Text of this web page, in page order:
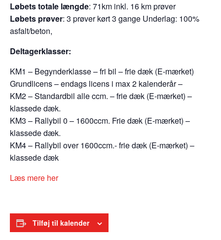
Løbets totale længde: 71km inkl. 16 km prøver
Løbets prøver: 3 prøver kørt 3 gange Underlag: 100%
asfalt/beton,
Deltagerklasser:
KM1 – Begynderklasse – fri bil – frie dæk (E-mærket)
Grundlicens – endags licens i max 2 kalenderår –
KM2 – Standardbil alle ccm. – frie dæk (E-mærket) –
klassede dæk.
KM3 – Rallybil 0 – 1600ccm. Frie dæk (E-mærket) –
klassede dæk.
KM4 – Rallybil over 1600ccm.- frie dæk (E-mærket) –
klassede dæk
Læs mere her
Tilføj til kalender